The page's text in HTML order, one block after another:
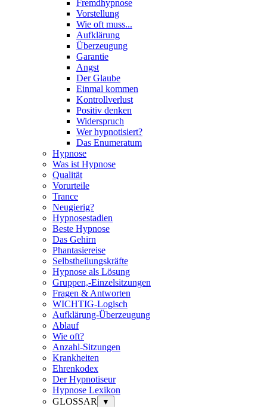
Fremdhypnose
Vorstellung
Wie oft muss...
Aufklärung
Überzeugung
Garantie
Angst
Der Glaube
Einmal kommen
Kontrollverlust
Positiv denken
Widerspruch
Wer hypnotisiert?
Das Enumeratum
Hypnose
Was ist Hypnose
Qualität
Vorurteile
Trance
Neugierig?
Hypnosestadien
Beste Hypnose
Das Gehirn
Phantasiereise
Selbstheilungskräfte
Hypnose als Lösung
Gruppen,-Einzelsitzungen
Fragen & Antworten
WICHTIG-Logisch
Aufklärung-Überzeugung
Ablauf
Wie oft?
Anzahl-Sitzungen
Krankheiten
Ehrenkodex
Der Hypnotiseur
Hypnose Lexikon
GLOSSAR
▼